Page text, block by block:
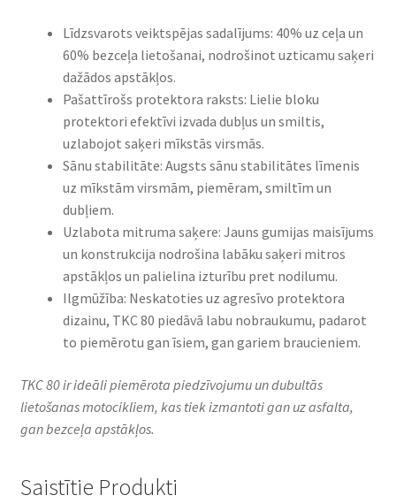
Līdzsvarots veiktspējas sadalījums: 40% uz ceļa un
60% bezceļa lietošanai, nodrošinot uzticamu saķeri
dažādos apstākļos.
Pašattīrošs protektora raksts: Lielie bloku
protektori efektīvi izvada dubļus un smiltis,
uzlabojot saķeri mīkstās virsmās.
Sānu stabilitāte: Augsts sānu stabilitātes līmenis
uz mīkstām virsmām, piemēram, smiltīm un
dubļiem.
Uzlabota mitruma saķere: Jauns gumijas maisījums
un konstrukcija nodrošina labāku saķeri mitros
apstākļos un palielina izturību pret nodilumu.
Ilgmūžība: Neskatoties uz agresīvo protektora
dizainu, TKC 80 piedāvā labu nobraukumu, padarot
to piemērotu gan īsiem, gan gariem braucieniem.
TKC 80 ir ideāli piemērota piedzīvojumu un dubultās
lietošanas motocikliem, kas tiek izmantoti gan uz asfalta,
gan bezceļa apstākļos.
Saistītie Produkti